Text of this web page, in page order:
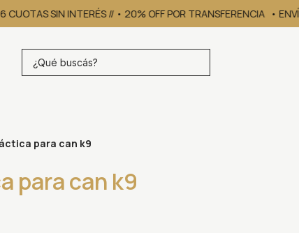
SIN INTERÉS // • 20% OFF POR TRANSFERENCIA •
para can k9
para can k9